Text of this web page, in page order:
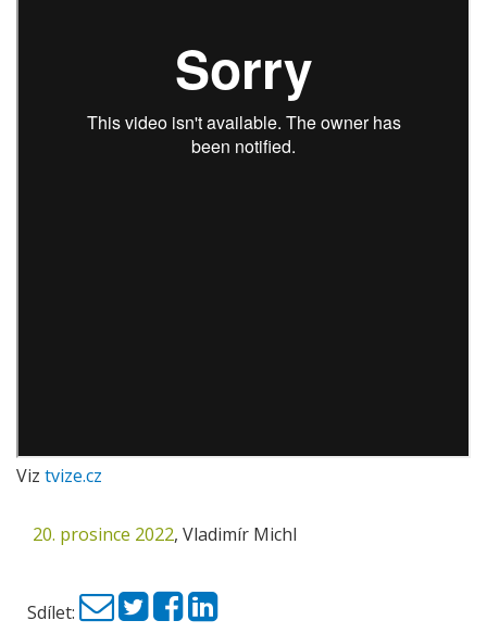
Viz tvize.cz
20. prosince 2022, Vladimír Michl
Sdílet: